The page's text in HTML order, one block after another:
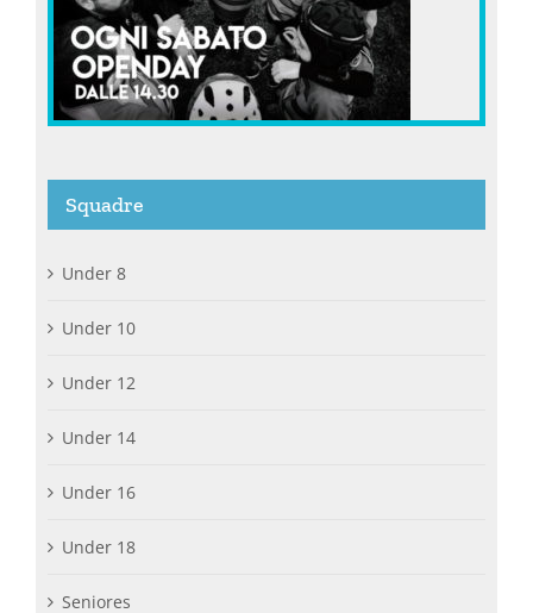
Squadre
Under 8
Under 10
Under 12
Under 14
Under 16
Under 18
Seniores